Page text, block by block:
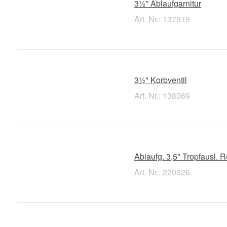
3½'' Ablaufgarnitur
Art. Nr.: 137919
3½'' Korbventil
Art. Nr.: 138069
Ablaufg. 3,5'' Tropfausl.
Art. Nr.: 220326